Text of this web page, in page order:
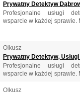
Prywatny Detektyw
Profesjonalne usługi
wsparcie w każdej sprawie.
Olkusz
Prywatny Detektyw,
Profesjonalne usługi
wsparcie w każdej sprawie.
Olkusz